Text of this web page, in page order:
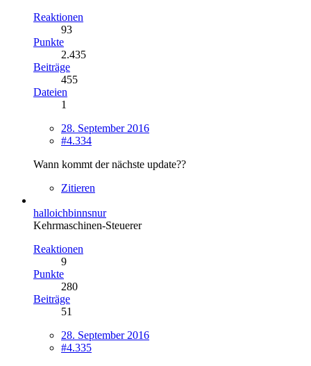
Reaktionen
93
Punkte
2.435
Beiträge
455
Dateien
1
28. September 2016
#4.334
Wann kommt der nächste update??
Zitieren
halloichbinnsnur
Kehrmaschinen-Steuerer
Reaktionen
9
Punkte
280
Beiträge
51
28. September 2016
#4.335